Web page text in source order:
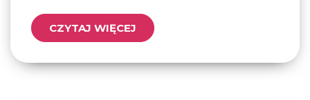
CZYTAJ WIĘCEJ